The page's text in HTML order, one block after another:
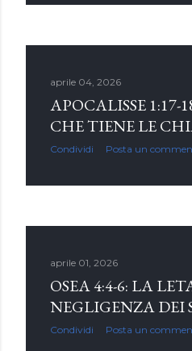
aprile 04, 2026
APOCALISSE 1:17-
CHE TIENE LE
Condividi Posta un
aprile 01, 2026
OSEA 4:4-6: LA
NEGLIGENZA DEI
Condividi Posta un